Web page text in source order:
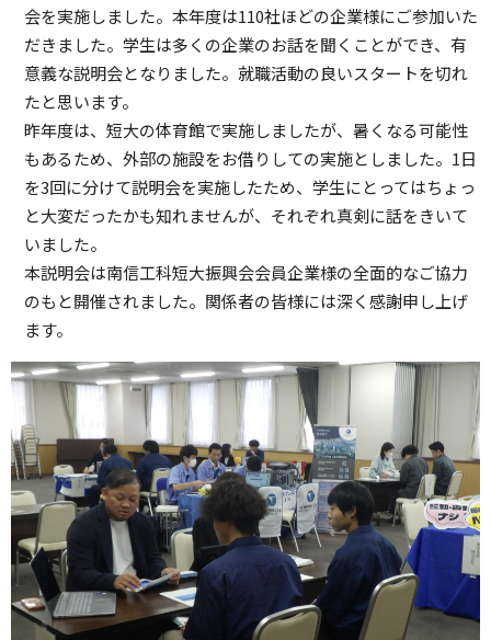
会を実施しました。本年度は110社ほどの企業様にご参加いた
だきました。学生は多くの企業のお話を聞くことができ、有
意義な説明会となりました。就職活動の良いスタートを切れ
たと思います。
昨年度は、短大の体育館で実施しましたが、暑くなる可能性
もあるため、外部の施設をお借りしての実施としました。1日
を3回に分けて説明会を実施したため、学生にとってはちょっ
と大変だったかも知れませんが、それぞれ真剣に話をきいて
いました。
本説明会は南信工科短大振興会会員企業様の全面的なご協力
のもと開催されました。関係者の皆様には深く感謝申し上げ
ます。